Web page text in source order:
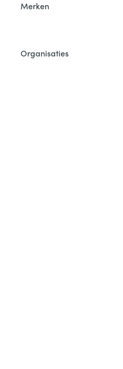
Merken
Organisaties